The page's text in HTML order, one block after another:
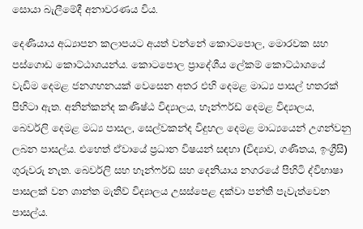
සොයා බැලීමේදී අනාවරණය විය.
දෙණියාය අධ්‍යාපන කලාපයට අයත් වන්නේ කොටපොල, මොරවක සහ
පස්ගොඩ කොට්ඨාශයන්ය. කොටපොල ප්‍රාදේශීය ලේකම් කොට්ඨාශයේ
වැඩිම දෙමළ ජනගහනයක් වෙසෙන අතර එහි දෙමළ මාධ්‍ය පාසල් හතරක්
පිහිටා ඇත. අනින්කන්ද කණිෂ්ඨ විද්‍යාලය, හෑන්ෆර්ඩ් දෙමළ විද්‍යාලය,
බෙවර්ලි දෙමළ මධ්‍ය පාසල, සෙල්වකන්ද විදුහල දෙමළ මාධ්‍යයෙන් උගන්වනු
ලබන පාසල්ය. එහෙත් ඒවායේ ප්‍රධාන විෂයන් සඳහා (විද්‍යාව, ගණිතය, ඉංග්‍රීසි)
ගුරුවරු නැත. බෙවර්ලි සහ හෑන්ෆර්ඩ් සහ දෙනියාය නගරයේ පිහිටි ද්විභාෂා
පාසලක් වන ශාන්ත මැතිව් විද්‍යාලය උසස්පෙළ දක්වා පන්ති පැවැත්වෙන
පාසල්ය.